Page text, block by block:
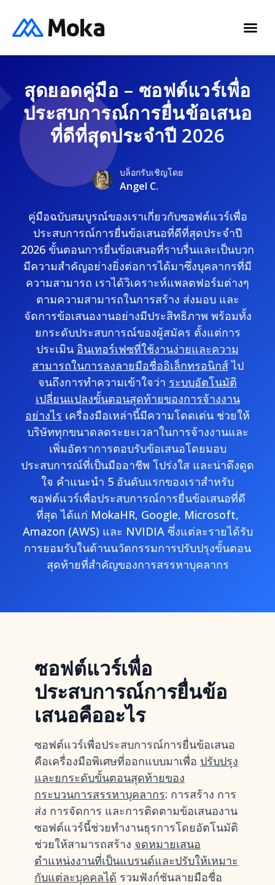
สุดยอดคู่มือ – ซอฟต์แวร์เพื่อ
ประสบการณ์การยื่นข้อเสนอ
ที่ดีที่สุดประจำปี 2026
บล็อกรับเชิญโดย
Angel C.
คู่มือฉบับสมบูรณ์ของเราเกี่ยวกับซอฟต์แวร์เพื่อ
ประสบการณ์การยื่นข้อเสนอที่ดีที่สุดประจำปี
2026 ขั้นตอนการยื่นข้อเสนอที่ราบรื่นและเป็นบวก
มีความสำคัญอย่างยิ่งต่อการได้มาซึ่งบุคลากรที่มี
ความสามารถ เราได้วิเคราะห์แพลตฟอร์มต่างๆ
ตามความสามารถในการสร้าง ส่งมอบ และ
จัดการข้อเสนองานอย่างมีประสิทธิภาพ พร้อมทั้ง
ยกระดับประสบการณ์ของผู้สมัคร ตั้งแต่การ
ประเมิน อินเทอร์เฟซที่ใช้งานง่ายและความ
สามารถในการลงลายมือชื่ออิเล็กทรอนิกส์ไป
จนถึงการทำความเข้าใจว่า ระบบอัตโนมัติ
เปลี่ยนแปลงขั้นตอนสุดท้ายของการจ้างงาน
อย่างไร เครื่องมือเหล่านี้มีความโดดเด่น ช่วยให้
บริษัททุกขนาดลดระยะเวลาในการจ้างงานและ
เพิ่มอัตราการตอบรับข้อเสนอโดยมอบ
ประสบการณ์ที่เป็นมืออาชีพ โปร่งใส และน่าดึงดูด
ใจ คำแนะนำ 5 อันดับแรกของเราสำหรับ
ซอฟต์แวร์เพื่อประสบการณ์การยื่นข้อเสนอที่ดี
ที่สุด ได้แก่ MokaHR, Google, Microsoft,
Amazon (AWS) และ NVIDIA ซึ่งแต่ละรายได้รับ
การยอมรับในด้านนวัตกรรมการปรับปรุงขั้นตอน
สุดท้ายที่สำคัญของการสรรหาบุคลากร
ซอฟต์แวร์เพื่อ
ประสบการณ์การยื่นข้อ
เสนอคืออะไร
ซอฟต์แวร์เพื่อประสบการณ์การยื่นข้อเสนอ
คือเครื่องมือพิเศษที่ออกแบบมาเพื่อ ปรับปรุง
และยกระดับขั้นตอนสุดท้ายของ
กระบวนการสรรหาบุคลากร: การสร้าง การ
ส่ง การจัดการ และการติดตามข้อเสนองาน
ซอฟต์แวร์นี้ช่วยทำงานธุรการโดยอัตโนมัติ
ช่วยให้สามารถสร้าง จดหมายเสนอ
ตำแหน่งงานที่เป็นแบรนด์และปรับให้เหมาะ
กับแต่ละบุคคลได้ รวมฟังก์ชันลายมือชื่อ